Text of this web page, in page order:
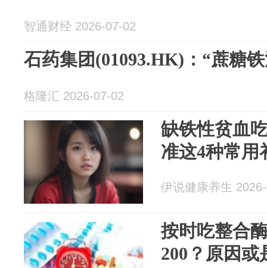
智通财经 2026-07-02
石药集团(01093.HK)：“蔗糖
格隆汇 2026-07-02
缺铁性贫血
准这4种常用
伊说健康养生
按时吃整合
200？原因